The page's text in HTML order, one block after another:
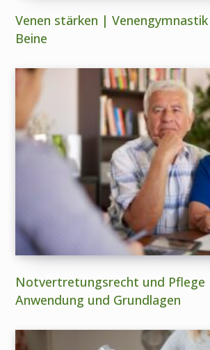
Venen stärken |
Beine
Notvertretungsrecht und
Anwendung und Grundlagen